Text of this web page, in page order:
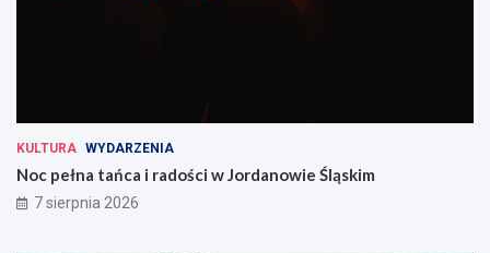
KULTURA WYDARZENIA
Noc pełna tańca i radości w Jordanowie Śląskim
7 sierpnia 2026